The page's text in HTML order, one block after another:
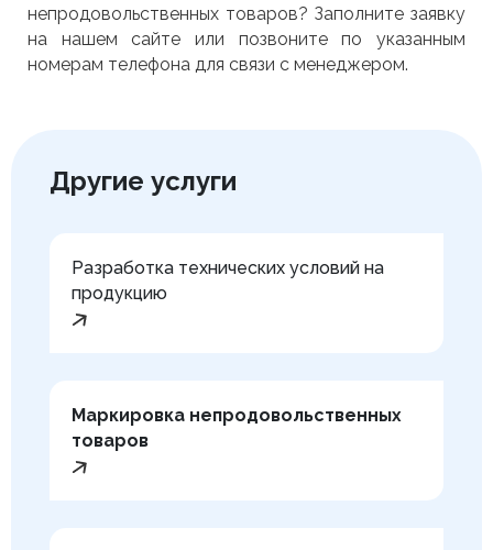
непродовольственных товаров? Заполните заявку
на нашем сайте или позвоните по указанным
номерам телефона для связи с менеджером.
Другие услуги
Разработка технических условий на
продукцию
Маркировка непродовольственных
товаров